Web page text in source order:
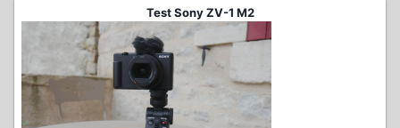
Test Sony ZV-1 M2